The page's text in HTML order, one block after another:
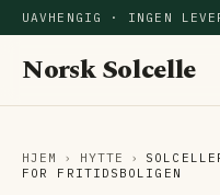
UAVHENGIG · INGEN
Norsk Solcelle
HJEM › HYTTE ›
FOR FRITIDSBOLIGEN